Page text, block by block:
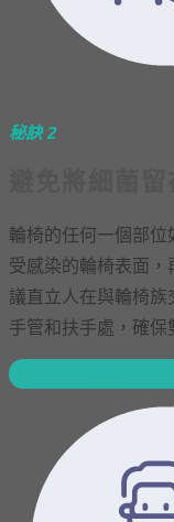
秘訣 2
輪椅的任何一個部位
受感染的輪椅表面
議直立人在與輪椅
手管和扶手處，確保